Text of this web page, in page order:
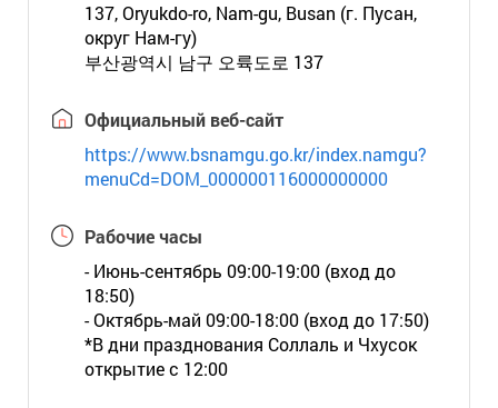
137, Oryukdo-ro, Nam-gu, Busan (г. Пусан,
округ Нам-гу)
부산광역시 남구 오륙도로 137
Официальный веб-сайт
https://www.bsnamgu.go.kr/index.namgu?
menuCd=DOM_000000116000000000
Рабочие часы
- Июнь-сентябрь 09:00-19:00 (вход до
18:50)
- Октябрь-май 09:00-18:00 (вход до 17:50)
*В дни празднования Соллаль и Чхусок
открытие с 12:00